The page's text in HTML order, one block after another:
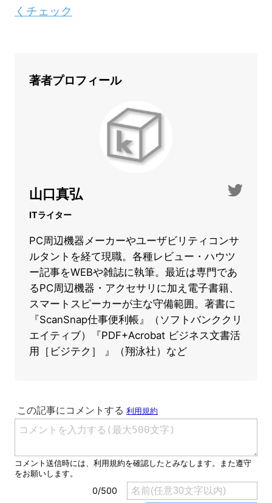
くチェック
著者プロフィール
山口真弘
ITライター
PC周辺機器メーカーやユーザビリティコンサ
ルタントを経て現職。各種レビュー・ハウツ
ー記事をWEBや雑誌に執筆。最近は専門であ
るPC周辺機器・アクセサリに加え電子書籍、
スマートスピーカーが主な守備範囲。著書に
『ScanSnap仕事便利帳』（ソフトバンククリ
エイティブ）『PDF+Acrobat ビジネス文書活
用［ビジテク］ 』（翔泳社）など